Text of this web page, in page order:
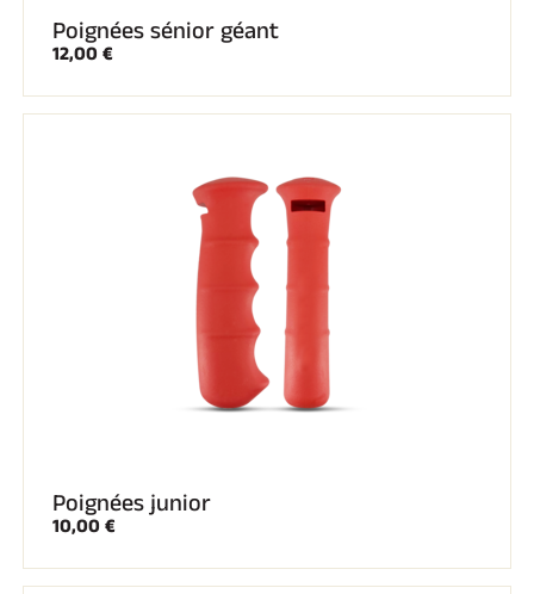
Poignées sénior géant
12,00 €
Poignées junior
10,00 €